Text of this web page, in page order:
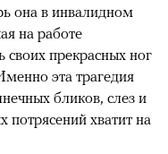
она в инвалидном
на работе
своих прекрасных ног
эта трагедия
бликов, слез и
потрясений хватит на